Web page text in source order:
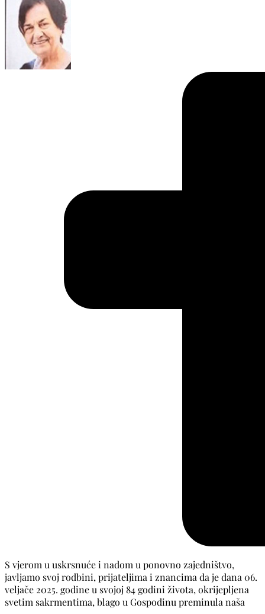
S vjerom u uskrsnuće i nadom u ponovno zajedništvo,
javljamo svoj rodbini, prijateljima i znancima da je dana 06.
veljače 2025. godine u svojoj 84 godini života, okrijepljena
svetim sakrmentima, blago u Gospodinu preminula naša